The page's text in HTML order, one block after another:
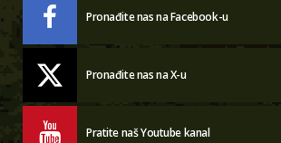
Pronađite nas na Facebook-u
Pronađite nas na X-u
Pratite naš Youtube kanal